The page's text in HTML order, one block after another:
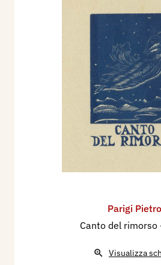
Parigi Pietro
Canto del rimorso
Visualizza